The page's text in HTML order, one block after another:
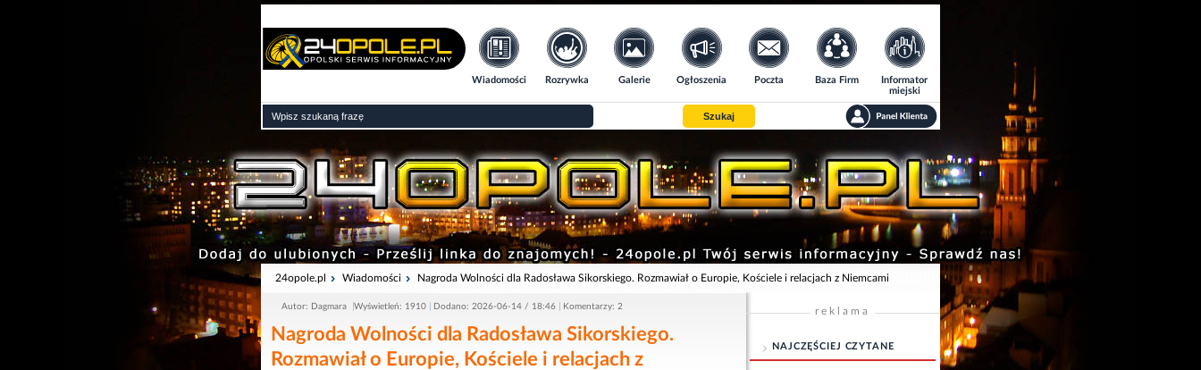
Wiadomości Rozrywka Galerie Ogłoszenia Poczta Baza Firm
Informator
miejski
Szukaj
24opole.pl Wiadomości Nagroda Wolności dla Radosława Sikorskiego. Rozmawiał o Europie, Kościele i relacjach z Niemcami
Autor: Dagmara Wyświetleń: 1910 Dodano: 2026-06-14 / 18:46 Komentarzy: 2
Nagroda Wolności dla Radosława Sikorskiego.
Rozmawiał o Europie, Kościele i relacjach z
reklama
NAJCZĘŚCIEJ CZYTANE